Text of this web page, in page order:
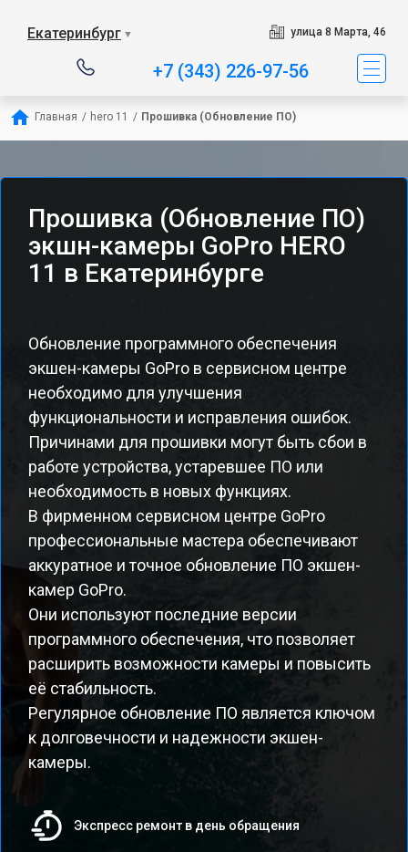
Екатеринбург ▼ улица 8 Марта, 46
+7 (343) 226-97-56
Главная / hero 11 / Прошивка (Обновление ПО)
Прошивка (Обновление ПО)
экшн-камеры GoPro HERO
11 в Екатеринбурге
Обновление программного обеспечения
экшен-камеры GoPro в сервисном центре
необходимо для улучшения
функциональности и исправления ошибок.
Причинами для прошивки могут быть сбои в
работе устройства, устаревшее ПО или
необходимость в новых функциях.
В фирменном сервисном центре GoPro
профессиональные мастера обеспечивают
аккуратное и точное обновление ПО экшен-
камер GoPro.
Они используют последние версии
программного обеспечения, что позволяет
расширить возможности камеры и повысить
её стабильность.
Регулярное обновление ПО является ключом
к долговечности и надежности экшен-
камеры.
Экспресс ремонт в день обращения